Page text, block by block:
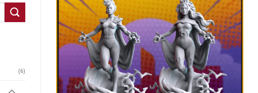
(6)
Añadir
a la
lista de
deseos